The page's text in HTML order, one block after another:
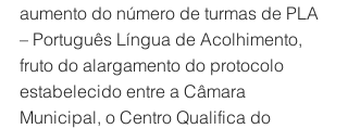
aumento do número de turmas de PLA
– Português Língua de Acolhimento,
fruto do alargamento do protocolo
estabelecido entre a Câmara
Municipal, o Centro Qualifica do